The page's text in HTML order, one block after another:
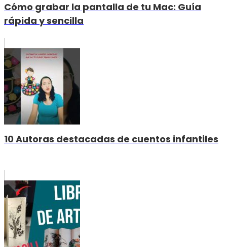
Cómo grabar la pantalla de tu Mac: Guía
rápida y sencilla
10 Autoras destacadas de cuentos infantiles